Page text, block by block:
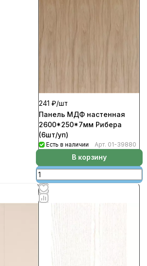
241 ₽/шт
Панель МДФ настенная
2600*250*7мм Рибера
(6шт/уп)
Есть в наличии Арт. 01-39880
В корзину